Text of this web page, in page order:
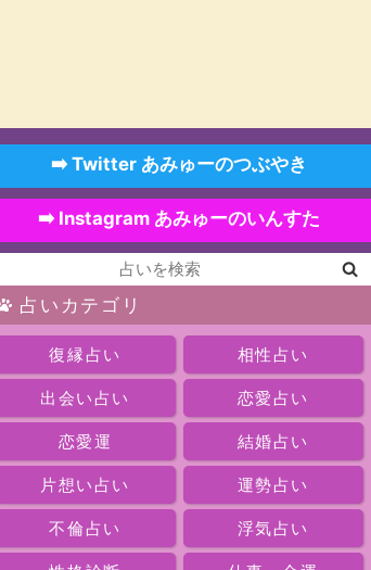
➡️ Twitter あみゅーのつぶやき
➡️ Instagram あみゅーのいんすた
占いカテゴリ
復縁占い 相性占い
出会い占い 恋愛占い
恋愛運 結婚占い
片想い占い 運勢占い
不倫占い 浮気占い